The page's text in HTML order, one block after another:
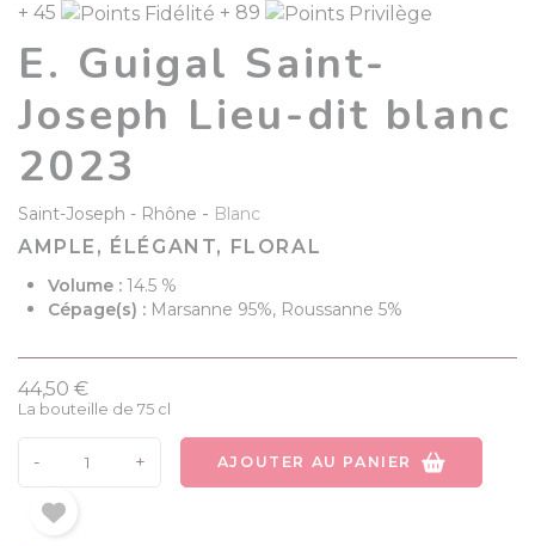
+ 45 + 89
E. Guigal Saint-
Joseph Lieu-dit blanc
2023
Saint-Joseph Rhône - Blanc
AMPLE, ÉLÉGANT, FLORAL
Volume : 14.5 %
Cépage(s) : Marsanne 95%, Roussanne 5%
44,50 €
La bouteille de 75 cl
- + AJOUTER AU PANIER